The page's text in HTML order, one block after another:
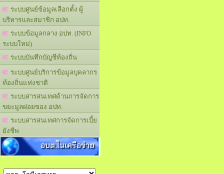
ระบบศูนย์ข้อมูลเลือกตั้ง ผู้
บริหารและสมาชิก อปท.
ระบบข้อมูลกลาง อปท. (INFO
ระบบใหม่)
ระบบบันทึกบัญชีท้องถิ่น
ระบบศูนย์บริการข้อมูลบุคลากร
ท้องถิ่นแห่งชาติ
ระบบสารสนเทศด้านการจัดการ
ขยะมูลฝอยของ อปท.
ระบบสารสนเทศการจัดการเบี้ย
ยังชีพ
อบต.ในเครือข่าย